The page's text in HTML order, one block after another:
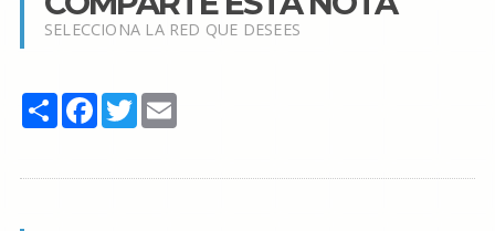
SELECCIONA LA RED QUE DESEES
Share Facebook
TwitterEmail